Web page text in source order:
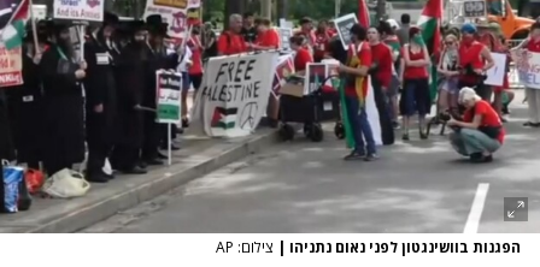
הפגנות בוושינגטון לפני נאום נתניהו | צילום: AP